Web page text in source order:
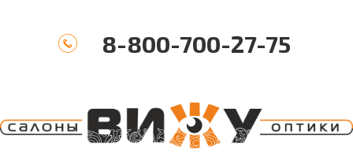
8-800-700-27-75